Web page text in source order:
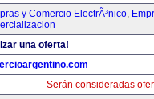
y Comercio ElectrÃ³nico,
una oferta!
Serán consideradas